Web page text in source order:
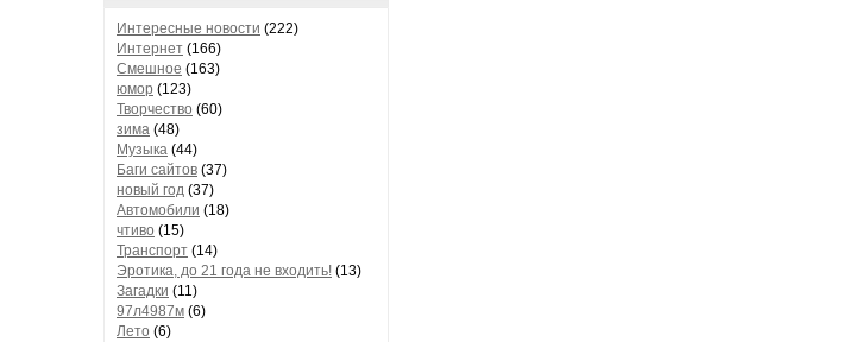
Интересные новости (222)
Интернет (166)
Смешное (163)
юмор (123)
Творчество (60)
зима (48)
Музыка (44)
Баги сайтов (37)
новый год (37)
Автомобили (18)
чтиво (15)
Транспорт (14)
Эротика, до 21 года не входить! (13)
Загадки (11)
97л4987м (6)
Лето (6)